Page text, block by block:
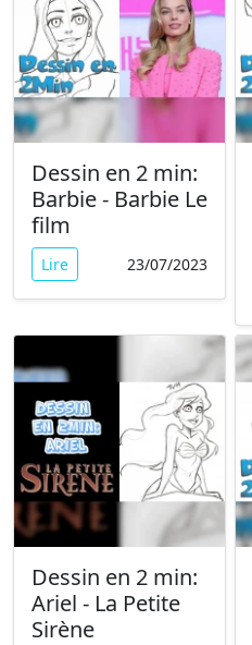
Dessin en 2 min:
Barbie - Barbie Le
film
Lire 23/07/2023
Dessin en 2 min:
Ariel - La Petite
Sirène